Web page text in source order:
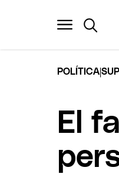
POLÍTICA|
El